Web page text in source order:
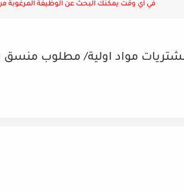
في أي وقت يمكنك البحث عن الوظيفة المرغوبة من
مواد اولية/ مطلوب